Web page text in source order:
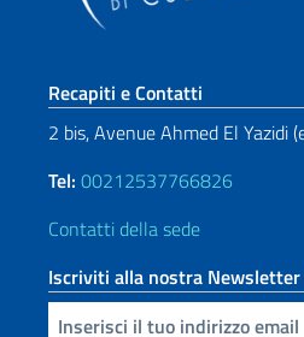
Sezione footer
Recapiti e Contatti
2 bis, Avenue Ahmed El Yazidi
Tel: 00212537766826
Contatti della sede
Iscriviti alla nostra Newsletter
Inserisci la tua email